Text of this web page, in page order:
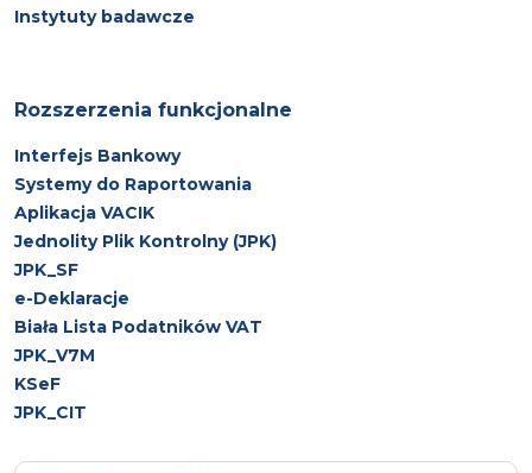
Instytuty badawcze
Rozszerzenia funkcjonalne
Interfejs Bankowy
Systemy do Raportowania
Aplikacja VACIK
Jednolity Plik Kontrolny (JPK)
JPK_SF
e-Deklaracje
Biała Lista Podatników VAT
JPK_V7M
KSeF
JPK_CIT